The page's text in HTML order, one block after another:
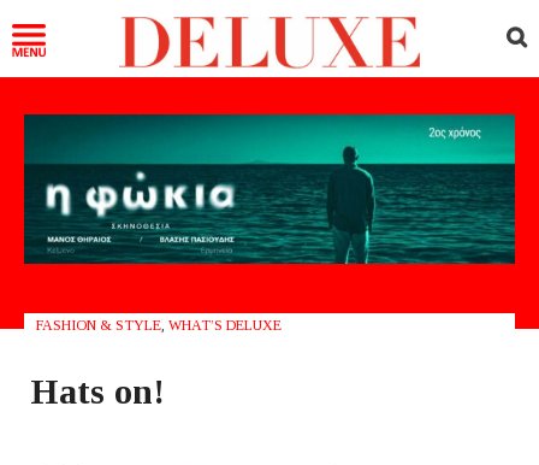
FASHION & STYLE WHAT’S DELUXE
Hats on!